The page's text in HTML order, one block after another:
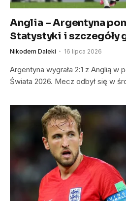
Anglia – Argentyna
Statystyki i szczegóły
Nikodem Daleki 16 lipca 2026
Argentyna wygrała 2:1 z Anglią w
Świata 2026. Mecz odbył się w